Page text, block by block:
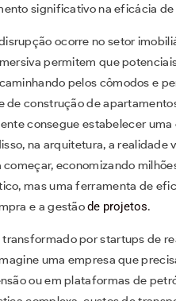
significativo na eficácia
ocorre no setor
permitem que
pelos cômodos e
de construção de
consegue estabelecer
na arquitetura, a realidade
economizando
mas uma ferramenta de
e a gestãode projetos.
por startups de
uma empresa que
ou em plataformas de